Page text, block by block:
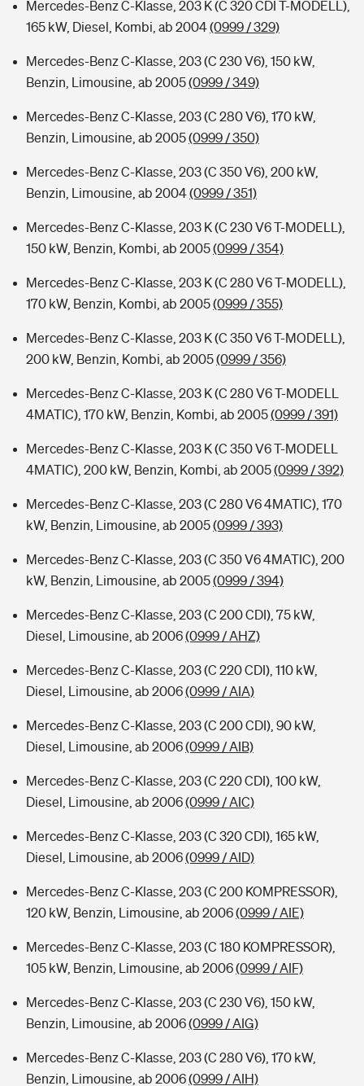
Mercedes-Benz C-Klasse, 203 K (C 320 CDI T-MODELL),
165 kW, Diesel, Kombi, ab 2004(0999 / 329)
Mercedes-Benz C-Klasse, 203 (C 230 V6), 150 kW,
Benzin, Limousine, ab 2005(0999 / 349)
Mercedes-Benz C-Klasse, 203 (C 280 V6), 170 kW,
Benzin, Limousine, ab 2005(0999 / 350)
Mercedes-Benz C-Klasse, 203 (C 350 V6), 200 kW,
Benzin, Limousine, ab 2004(0999 / 351)
Mercedes-Benz C-Klasse, 203 K (C 230 V6 T-MODELL),
150 kW, Benzin, Kombi, ab 2005(0999 / 354)
Mercedes-Benz C-Klasse, 203 K (C 280 V6 T-MODELL),
170 kW, Benzin, Kombi, ab 2005(0999 / 355)
Mercedes-Benz C-Klasse, 203 K (C 350 V6 T-MODELL),
200 kW, Benzin, Kombi, ab 2005(0999 / 356)
Mercedes-Benz C-Klasse, 203 K (C 280 V6 T-MODELL
4MATIC), 170 kW, Benzin, Kombi, ab 2005(0999 / 391)
Mercedes-Benz C-Klasse, 203 K (C 350 V6 T-MODELL
4MATIC), 200 kW, Benzin, Kombi, ab 2005(0999 / 392)
Mercedes-Benz C-Klasse, 203 (C 280 V6 4MATIC), 170
kW, Benzin, Limousine, ab 2005(0999 / 393)
Mercedes-Benz C-Klasse, 203 (C 350 V6 4MATIC), 200
kW, Benzin, Limousine, ab 2005(0999 / 394)
Mercedes-Benz C-Klasse, 203 (C 200 CDI), 75 kW,
Diesel, Limousine, ab 2006(0999 / AHZ)
Mercedes-Benz C-Klasse, 203 (C 220 CDI), 110 kW,
Diesel, Limousine, ab 2006(0999 / AIA)
Mercedes-Benz C-Klasse, 203 (C 200 CDI), 90 kW,
Diesel, Limousine, ab 2006(0999 / AIB)
Mercedes-Benz C-Klasse, 203 (C 220 CDI), 100 kW,
Diesel, Limousine, ab 2006(0999 / AIC)
Mercedes-Benz C-Klasse, 203 (C 320 CDI), 165 kW,
Diesel, Limousine, ab 2006(0999 / AID)
Mercedes-Benz C-Klasse, 203 (C 200 KOMPRESSOR),
120 kW, Benzin, Limousine, ab 2006(0999 / AIE)
Mercedes-Benz C-Klasse, 203 (C 180 KOMPRESSOR),
105 kW, Benzin, Limousine, ab 2006(0999 / AIF)
Mercedes-Benz C-Klasse, 203 (C 230 V6), 150 kW,
Benzin, Limousine, ab 2006(0999 / AIG)
Mercedes-Benz C-Klasse, 203 (C 280 V6), 170 kW,
Benzin, Limousine, ab 2006(0999 / AIH)